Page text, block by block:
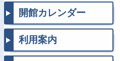
開館カレンダー
利用案内